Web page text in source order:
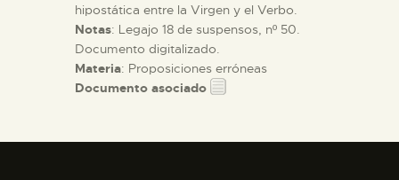
hipostática entre la Virgen y el Verbo.
Notas: Legajo 18 de suspensos, nº 50.
Documento digitalizado.
Materia: Proposiciones erróneas
Documento asociado